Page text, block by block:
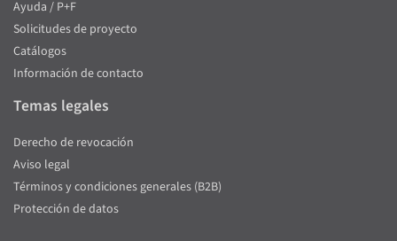
Ayuda / P+F
Solicitudes de proyecto
Catálogos
Información de contacto
Temas legales
Derecho de revocación
Aviso legal
Términos y condiciones generales (B2B)
Protección de datos